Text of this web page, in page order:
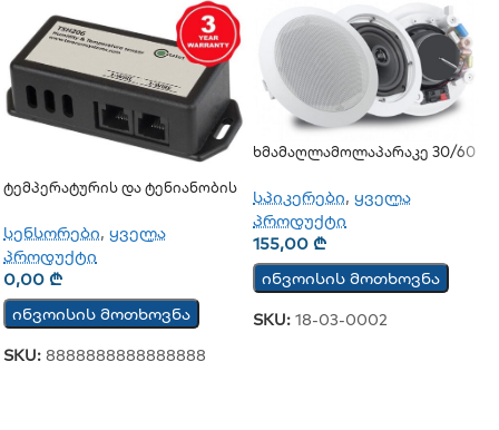
Ტემპერატურის Და Ტენიანობის
TSH202v3
სენსორები, ყველა
პროდუქტი
0,00 ₾
ინვოისის მოთხოვნა
SKU: 8888888888888888
Ხმამაღლამოლაპარაკე 30/60
სპიკერები, ყველა
პროდუქტი
155,00 ₾
ინვოისის მოთხოვნა
SKU: 18-03-0002